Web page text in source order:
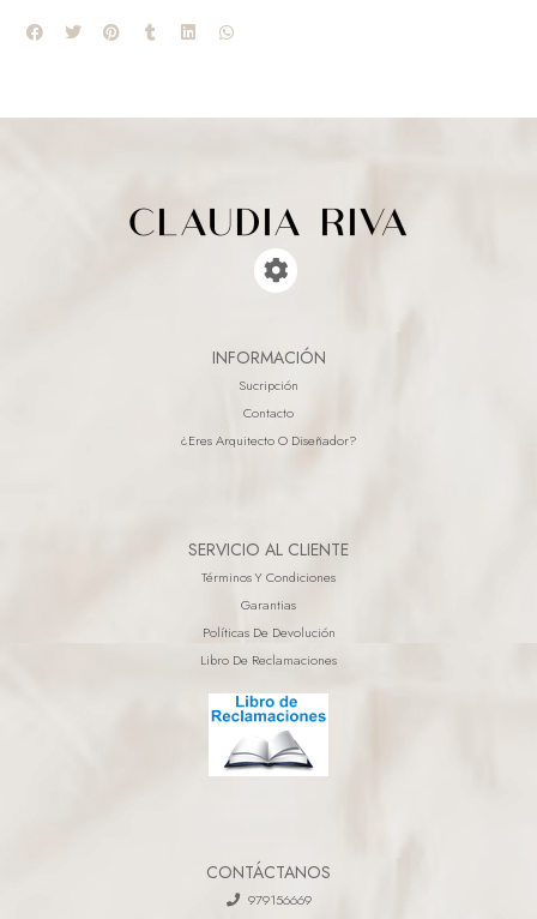
INFORMACIÓN
Sucripción
Contacto
¿eres Arquitecto O Diseñador?
SERVICIO AL CLIENTE
Términos Y Condiciones
Garantias
Políticas De Devolución
Libro De Reclamaciones
CONTÁCTANOS
979156669